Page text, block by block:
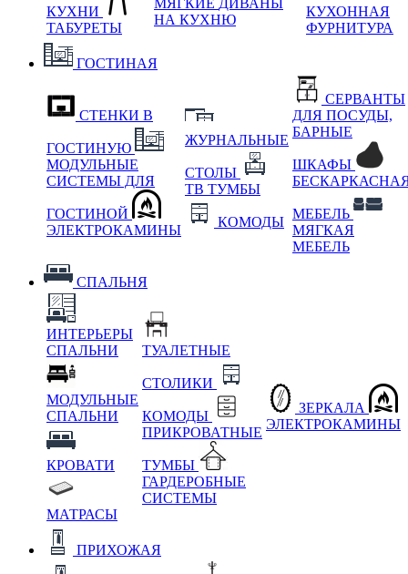
КУХНИ
ТАБУРЕТЫ
МЯГКИЕ ДИВАНЫ
НА КУХНЮ
КУХОННАЯ
ФУРНИТУРА
ГОСТИНАЯ
СТЕНКИ В
ГОСТИНУЮ
МОДУЛЬНЫЕ
СИСТЕМЫ ДЛЯ
ГОСТИНОЙ
ЭЛЕКТРОКАМИНЫ
ЖУРНАЛЬНЫЕ
СТОЛЫ
ТВ ТУМБЫ
КОМОДЫ
СЕРВАНТЫ
ДЛЯ ПОСУДЫ,
БАРНЫЕ
ШКАФЫ
МЕБЕЛЬ
МЯГКАЯ
МЕБЕЛЬ
СПАЛЬНЯ
ИНТЕРЬЕРЫ
СПАЛЬНИ
МОДУЛЬНЫЕ
СПАЛЬНИ
КРОВАТИ
МАТРАСЫ
ТУАЛЕТНЫЕ
СТОЛИКИ
КОМОДЫ
ПРИКРОВАТНЫЕ
ТУМБЫ
ГАРДЕРОБНЫЕ
СИСТЕМЫ
ЗЕРКАЛА
ЭЛЕКТРОКАМИНЫ
ПРИХОЖАЯ